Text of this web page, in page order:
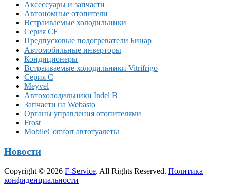
Аксессуары и запчасти
Автономные отопители
Встраиваемые холодильники
Серия CF
Предпусковые подогреватели Бинар
Автомобильные инверторы
Кондиционеры
Встраиваемые холодильники Vitrifrigo
Серия C
Meyvel
Автохолодильники Indel B
Запчасти на Webasto
Органы управления отопителями
Frost
MobileComfort автотуалеты
Новости
Copyright © 2026 F-Service. All Rights Reserved. Политика
конфиденциальности